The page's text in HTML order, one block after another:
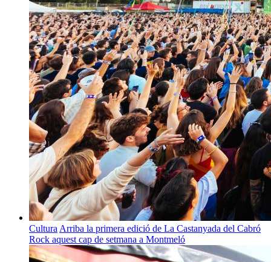
Cultura Arriba la primera edició de La Castanyada del Cabró
Rock aquest cap de setmana a Montmeló